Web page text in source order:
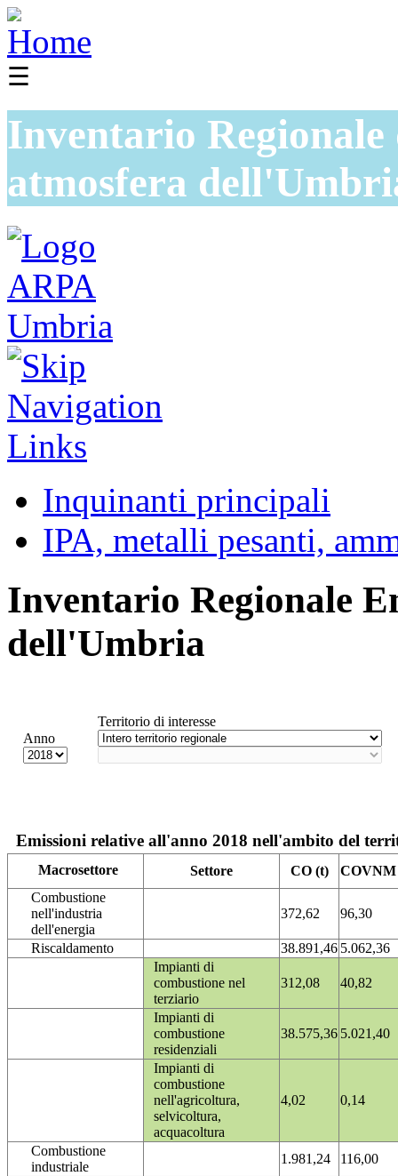
☰
Inventario
atmosfera
Inquinanti principali
IPA, metalli pesanti,
Inventario Regionale
dell'Umbria
Anno
Territorio di interesse
Emissioni relative all'anno 2018 nell'ambito del
Macrosettore Settore CO (t)
COVNM
Combustione
nell'industria
dell'energia
372,62 96,30
Riscaldamento 38.891,46 5.062,36
Impianti di
combustione nel
terziario
312,08 40,82
Impianti di
combustione
residenziali
38.575,36 5.021,40
Impianti di
combustione
nell'agricoltura,
selvicoltura,
acquacoltura
4,02 0,14
Combustione
industriale
1.981,24
116,00